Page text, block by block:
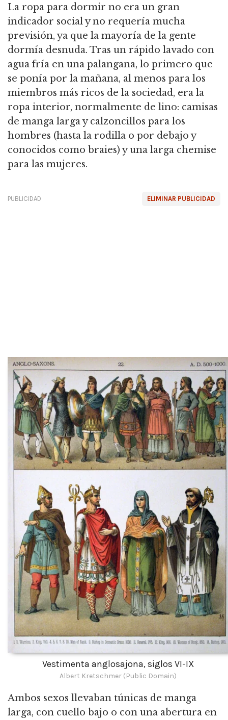
La ropa para dormir no era un gran
indicador social y no requería mucha
previsión, ya que la mayoría de la gente
dormía desnuda. Tras un rápido lavado con
agua fría en una palangana, lo primero que
se ponía por la mañana, al menos para los
miembros más ricos de la sociedad, era la
ropa interior, normalmente de lino: camisas
de manga larga y calzoncillos para los
hombres (hasta la rodilla o por debajo y
conocidos como braies) y una larga chemise
para las mujeres.
ELIMINAR PUBLICIDAD
PUBLICIDAD
Vestimenta anglosajona, siglos VI-IX
Albert Kretschmer (Public Domain)
Ambos sexos llevaban túnicas de manga
larga, con cuello bajo o con una abertura en